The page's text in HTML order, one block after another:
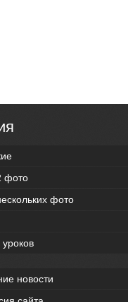
фото
фото
новости